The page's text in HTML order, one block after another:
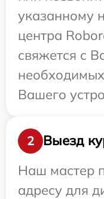
указанному
центра
свяжется с
Вашего
2
Выезд
Наш мастер
адресу для